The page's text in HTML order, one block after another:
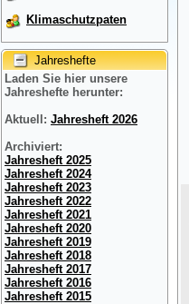
Klimaschutzpaten
Jahreshefte
Laden Sie hier unsere
Jahreshefte herunter:
Aktuell: Jahresheft 2026
Archiviert:
Jahresheft 2025
Jahresheft 2024
Jahresheft 2023
Jahresheft 2022
Jahresheft 2021
Jahresheft 2020
Jahresheft 2019
Jahresheft 2018
Jahresheft 2017
Jahresheft 2016
Jahresheft 2015